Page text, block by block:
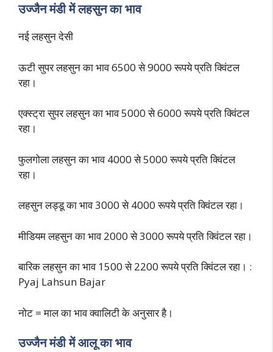
उज्जैन मंडी में लहसुन का भाव
नई लहसुन देसी
ऊटी सुपर लहसुन का भाव 6500 से 9000 रूपये प्रति क्विंटल
रहा।
एक्स्ट्रा सुपर लहसुन का भाव 5000 से 6000 रूपये प्रति क्विंटल
रहा।
फुलगोला लहसुन का भाव 4000 से 5000 रूपये प्रति क्विंटल
रहा।
लहसुन लड्डू का भाव 3000 से 4000 रूपये प्रति क्विंटल रहा।
मीडियम लहसुन का भाव 2000 से 3000 रूपये प्रति क्विंटल रहा।
बारिक लहसुन का भाव 1500 से 2200 रूपये प्रति क्विंटल रहा। :
Pyaj Lahsun Bajar
नोट = माल का भाव क्वालिटी के अनुसार है।
उज्जैन मंडी में आलू का भाव